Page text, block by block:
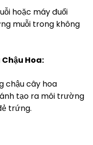
hoặc máy đuổi
muỗi trong không
Hoa:
chậu cây hoa
tạo ra môi trường
trứng.